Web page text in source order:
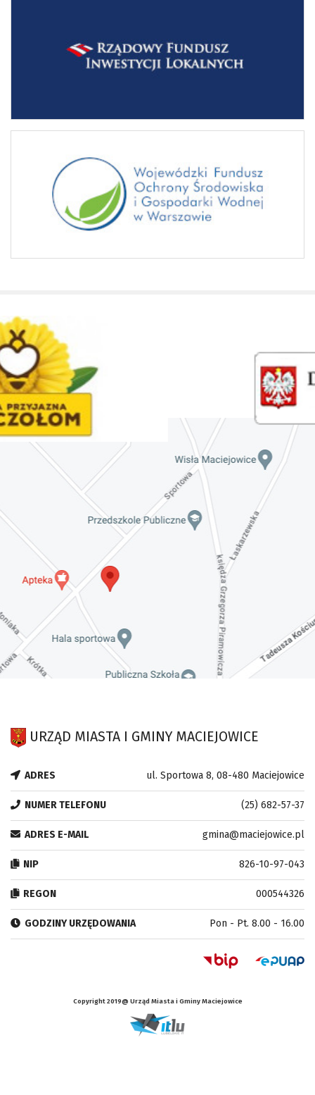
URZĄD MIASTA I GMINY MACIEJOWICE
ADRES ul. Sportowa 8, 08-480 Maciejowice
NUMER TELEFONU (25) 682-57-37
ADRES E-MAIL gmina@maciejowice.pl
NIP 826-10-97-043
REGON 000544326
GODZINY URZĘDOWANIA Pon - Pt. 8.00 - 16.00
Copyright 2019@ Urząd Miasta i Gminy Maciejowice